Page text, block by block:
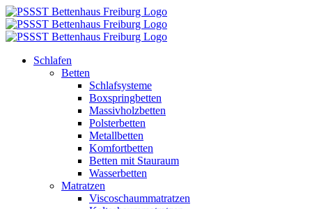
Zum
Inhalt
springen
Schlafen
Betten
Schlafsysteme
Boxspringbetten
Massivholzbetten
Polsterbetten
Metallbetten
Komfortbetten
Betten mit Stauraum
Wasserbetten
Matratzen
Viscoschaummatratzen